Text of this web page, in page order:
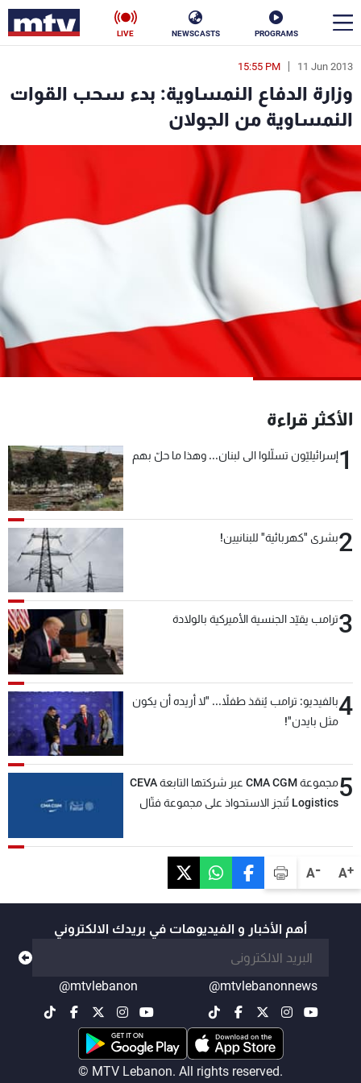
PROGRAMS
NEWSCASTS
LIVE
A+
A-
11 Jun 2013
15:55 PM
وزارة الدفاع النمساوية: بدء سحب القوات
النمساوية من الجولان
الأكثر قراءة
1إسرائيليّون تسلّلوا الى لبنان... وهذا ما حلّ بهم
2بشرى "كهربائية" للبنانيين!
3ترامب يقيّد الجنسية الأميركية بالولادة
4بالفيديو: ترامب يُنقذ طفلاً... "لا أريده أن يكون
مثل بايدن"!
5
مجموعة CMA CGM عبر شركتها التابعة CEVA
Logistics تُنجز الاستحواذ على مجموعة فتّال
أهم الأخبار و الفيديوهات في بريدك الالكتروني
@mtvlebanonnews
@mtvlebanon
© MTV Lebanon. All rights reserved.
en
الأخبار
سياسة ناس
إقتصاد
رياضة
كأس العالم
البرامج
شاهد البرامج
عن MTV
الإنـتـاج
وظائف
شروط الإسـتخدام
سياسة الخصوصية